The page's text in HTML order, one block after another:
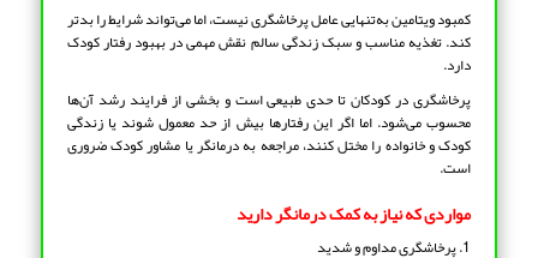
کمبود ویتامین به‌تنهایی عامل پرخاشگری نیست، اما می‌تواند شرایط را بدتر
کند. تغذیه مناسب و سبک زندگی سالم نقش مهمی در بهبود رفتار کودک
دارد.
پرخاشگری در کودکان تا حدی طبیعی است و بخشی از فرایند رشد آن‌ها
محسوب می‌شود. اما اگر این رفتارها بیش از حد معمول شوند یا زندگی
کودک و خانواده را مختل کنند، مراجعه به درمانگر یا مشاور کودک ضروری
است.
مواردی که نیاز به کمک درمانگر دارید
1. پرخاشگری مداوم و شدید